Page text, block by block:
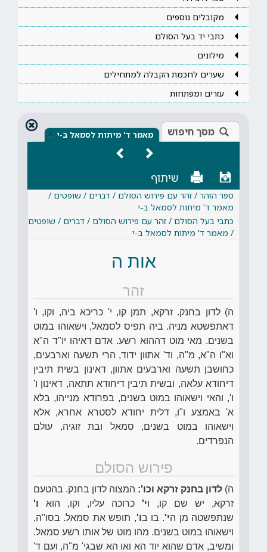
מקובלים נוספים
כתבי יד בעל הסולם
מילונים
שערים לחכמת הקבלה למתחילים
עזרים ומפתחות
מסך חיפוש מאמר ד' מיתות לסמאל ב-י ×
שיתוף
ספר הזהר / זהר עם פירוש הסולם / דברים / שופטים /
מאמר ד' מיתות לסמאל ב-י
כתבי בעל הסולם / זהר עם פירוש הסולם / דברים / שופטים
/ מאמר ד' מיתות לסמאל ב-י
אות ה
זהר
ה) לדון בחנק. זרקא, תמן קו, י' כריכא ביה, וקו, ו'
דאתפשטא מניה. ביה תפיס לסמאל, וישאוהו במוט
בשנים. מאי מוט דההוא רשע. אדם דאיהו יו"ד ה"א
וא"ו ה"א, מ"ה, וד' אתוון ידוד, הרי תשעה וארבעים,
כחושבן תשעה וארבעים אתוון, דאינון בשית תיבין
דיחודא עלאה, ובשית תיבין דיחודא תתאה, דאינון ו'
ו', והאי וישאוהו במוט בשנים, בפרודא מנייהו, בלא
א' באמצע ו"ו, דלית יחודא לסטרא אחרא, אלא
וישאוהו במוט בשנים, סמאל ובת זוגיה, עולם
הנפרדים.
פירוש הסולם
ה) לדון בחנק זרקא וכו': המצוה לדון בחנק. בהטעם
זרקא, יש שם קו, וי' כרוכה עליו, וקו, הוא ו'
שנתפשטה מן הי'. בו בו', תופש את סמאל. בסו"ה,
וישאוהו במוט בשנים. מהו מוט של אותו רשע סמאל.
ומשיב, אדם שהוא יוד הא ואו הא שבגי' מ"ה, ועם ד'